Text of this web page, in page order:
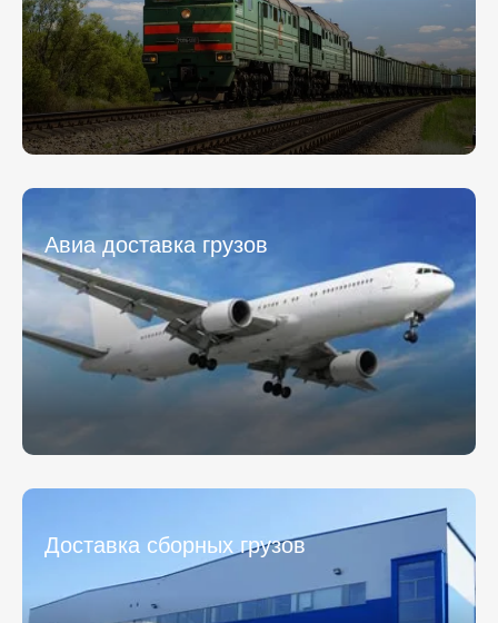
Авиа доставка грузов
Доставка сборных грузов
персональных данных.
* - обязательное поле
Отправить
Отправляя заявку, вы соглашаетесь на обработку
персональных данных.
* - обязательное поле
Отправить